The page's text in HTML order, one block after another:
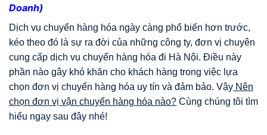
Doanh)
Dịch vụ chuyển hàng hóa ngày càng phổ biến hơn trước,
kéo theo đó là sự ra đời của những công ty, đơn vị chuyên
cung cấp dịch vụ chuyển hàng hóa đi Hà Nội. Điều này
phần nào gây khó khăn cho khách hàng trong việc lựa
chọn đơn vị chuyển hàng hóa uy tín và đảm bảo. Vậy Nên
chọn đơn vị vận chuyển hàng hóa nào? Cùng chúng tôi tìm
hiểu ngay sau đây nhé!